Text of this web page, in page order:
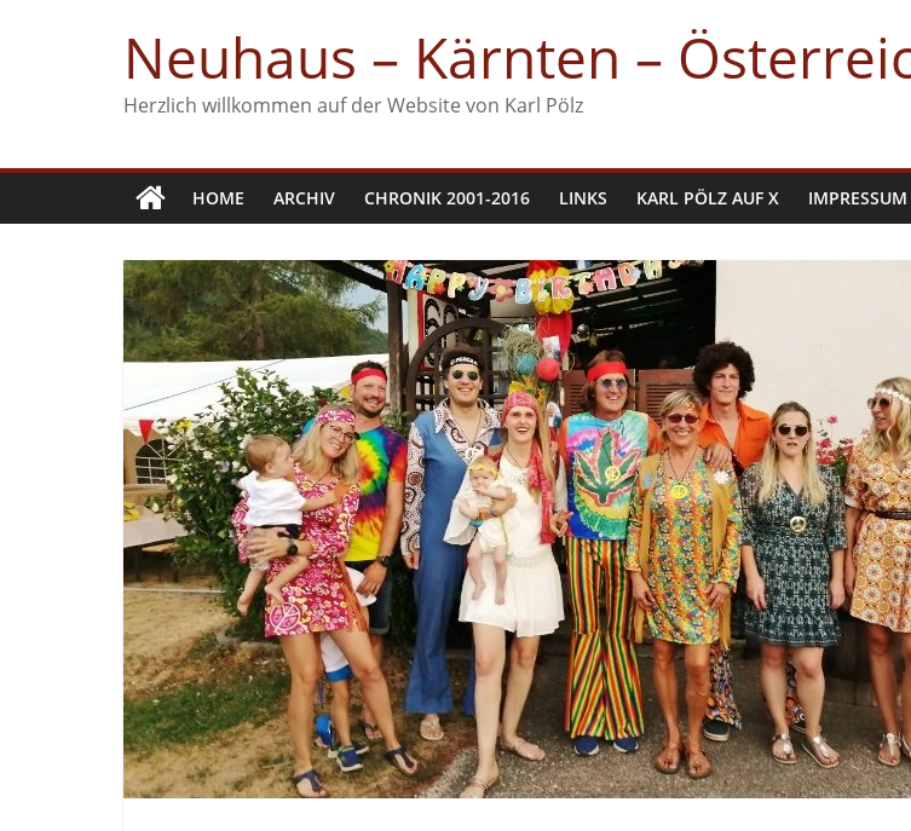
Neuhaus – Kärnten –
Herzlich willkommen auf der Website von Karl Pölz
HOME ARCHIV CHRONIK 2001-2016 LINKS KARL PÖLZ AUF X IMPRESSUM